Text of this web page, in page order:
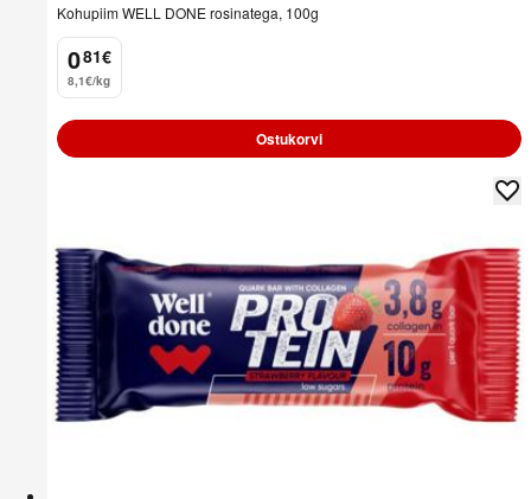
Kohupiim WELL DONE rosinatega, 100g
0
. 81€
8,1€/kg
Ostukorvi